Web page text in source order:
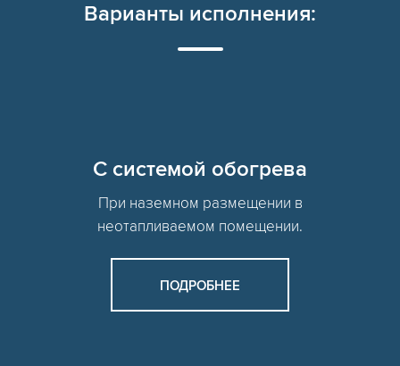
Варианты исполнения:
C системой обогрева
При наземном размещении в
неотапливаемом помещении.
ПОДРОБНЕЕ